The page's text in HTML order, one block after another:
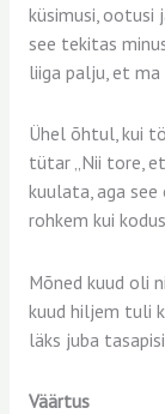
küsimusi, ootusi
see tekitas
liiga palju, et
Ühel õhtul, kui
tütar „Nii tore,
kuulata, aga
rohkem kui
Mõned kuud oli
kuud hiljem tuli
läks juba
Väärtus